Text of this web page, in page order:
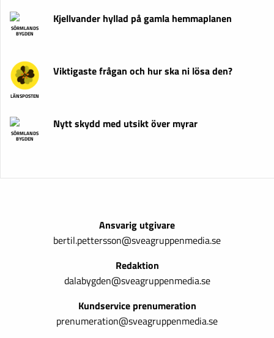
SÖRMLANDS
BYGDEN
Kjellvander hyllad på gamla hemmaplanen
LÄNSPOSTEN
Viktigaste frågan och hur ska ni lösa den?
SÖRMLANDS
BYGDEN
Nytt skydd med utsikt över myrar
Ansvarig utgivare
bertil.pettersson@sveagruppenmedia.se
Redaktion
dalabygden@sveagruppenmedia.se
Kundservice prenumeration
prenumeration@sveagruppenmedia.se